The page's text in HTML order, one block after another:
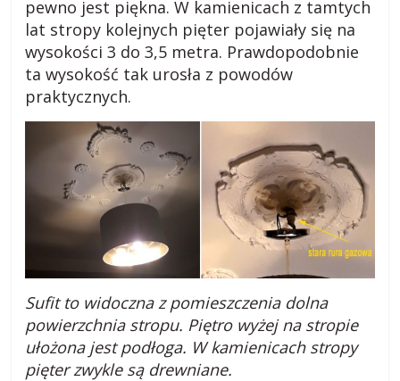
pewno jest piękna. W kamienicach z tamtych
lat stropy kolejnych pięter pojawiały się na
wysokości 3 do 3,5 metra. Prawdopodobnie
ta wysokość tak urosła z powodów
praktycznych.
Sufit to widoczna z pomieszczenia dolna
powierzchnia stropu. Piętro wyżej na stropie
ułożona jest podłoga. W kamienicach stropy
pięter zwykle są drewniane.